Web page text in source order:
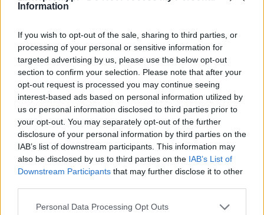
Information
If you wish to opt-out of the sale, sharing to third parties, or
processing of your personal or sensitive information for
targeted advertising by us, please use the below opt-out
section to confirm your selection. Please note that after your
opt-out request is processed you may continue seeing
interest-based ads based on personal information utilized by
us or personal information disclosed to third parties prior to
your opt-out. You may separately opt-out of the further
disclosure of your personal information by third parties on the
IAB’s list of downstream participants. This information may
also be disclosed by us to third parties on the IAB’s List of
Downstream Participants that may further disclose it to other
Personal Data Processing Opt Outs
Nazwa
E-
mail
Witryna
internetowa
Szukaj